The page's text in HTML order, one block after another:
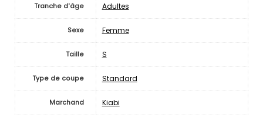
Tranche d'âge Adultes
Sexe Femme
Taille S
Type de coupe Standard
Marchand Kiabi